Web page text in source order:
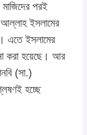
পরই
আল্লাহ ইসলামের
এতে ইসলামের
করা হয়েছে। আর
(সা.)
হচ্ছে